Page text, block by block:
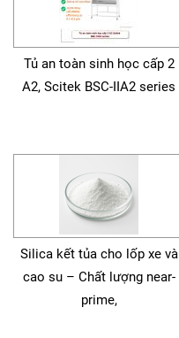
Tủ an toàn sinh học cấp 2
A2, Scitek BSC-IIA2 series
Silica kết tủa cho lốp xe và
cao su – Chất lượng near-
prime,